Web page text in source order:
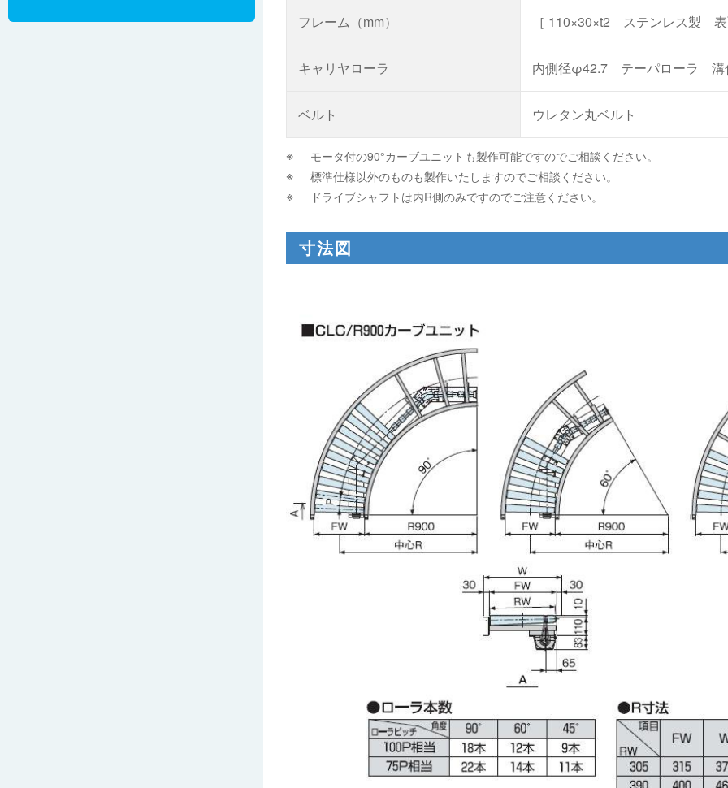
フレーム（mm） ［ 110×30×t2 ステンレス製
キャリヤローラ 内側径φ42.7 テーパローラ
ベルト ウレタン丸ベルト
モータ付の90°カーブユニットも製作可能ですのでご相談ください。
標準仕様以外のものも製作いたしますのでご相談ください。
ドライブシャフトは内R側のみですのでご注意ください。
寸法図